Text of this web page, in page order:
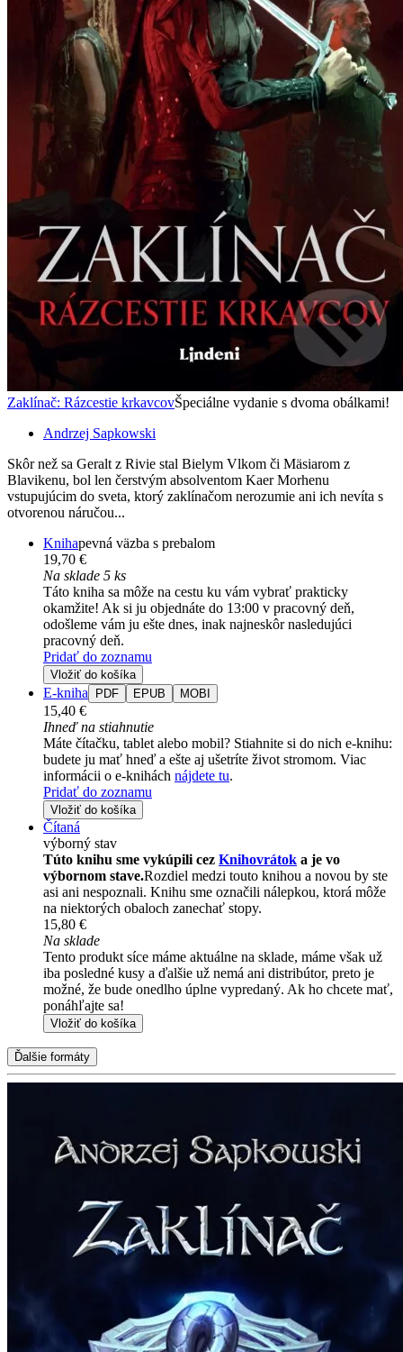
Zaklínač: Rázcestie krkavcovŠpeciálne vydanie s dvoma obálkami!
Andrzej Sapkowski
Skôr než sa Geralt z Rivie stal Bielym Vlkom či Mäsiarom z
Blavikenu, bol len čerstvým absolventom Kaer Morhenu
vstupujúcim do sveta, ktorý zaklínačom nerozumie ani ich nevíta s
otvorenou náručou...
Knihapevná väzba s prebalom
19,70 €
Na sklade 5 ks
Táto kniha sa môže na cestu ku vám vybrať prakticky
okamžite! Ak si ju objednáte do 13:00 v pracovný deň,
odošleme vám ju ešte dnes, inak najneskôr nasledujúci
pracovný deň.
Pridať do zoznamu
Vložiť do košíka
E-kniha PDF EPUB MOBI
15,40 €
Ihneď na stiahnutie
Máte čítačku, tablet alebo mobil? Stiahnite si do nich e-knihu:
budete ju mať hneď a ešte aj ušetríte život stromom. Viac
informácii o e-knihách nájdete tu.
Pridať do zoznamu
Vložiť do košíka
Čítaná
výborný stav
Túto knihu sme vykúpili cez Knihovrátok a je vo
výbornom stave.Rozdiel medzi touto knihou a novou by ste
asi ani nespoznali. Knihu sme označili nálepkou, ktorá môže
na niektorých obaloch zanechať stopy.
15,80 €
Na sklade
Tento produkt síce máme aktuálne na sklade, máme však už
iba posledné kusy a ďalšie už nemá ani distribútor, preto je
možné, že bude onedlho úplne vypredaný. Ak ho chcete mať,
ponáhľajte sa!
Vložiť do košíka
Ďalšie formáty